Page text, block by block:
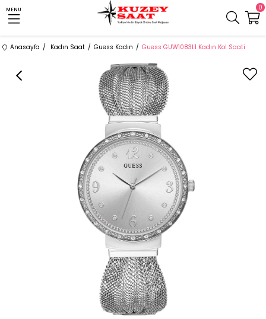
MENU 0
Anasayfa Kadın Saat Guess Kadın Guess GUW1083L1 Kadın Kol Saati